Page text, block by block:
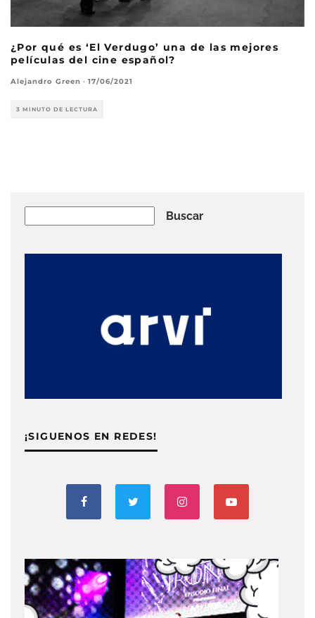
¿Por qué es ‘El Verdugo’ una de las mejores
películas del cine español?
Alejandro Green · 17/06/2021
3 MINUTO DE LECTURA
Buscar
¡SIGUENOS EN REDES!